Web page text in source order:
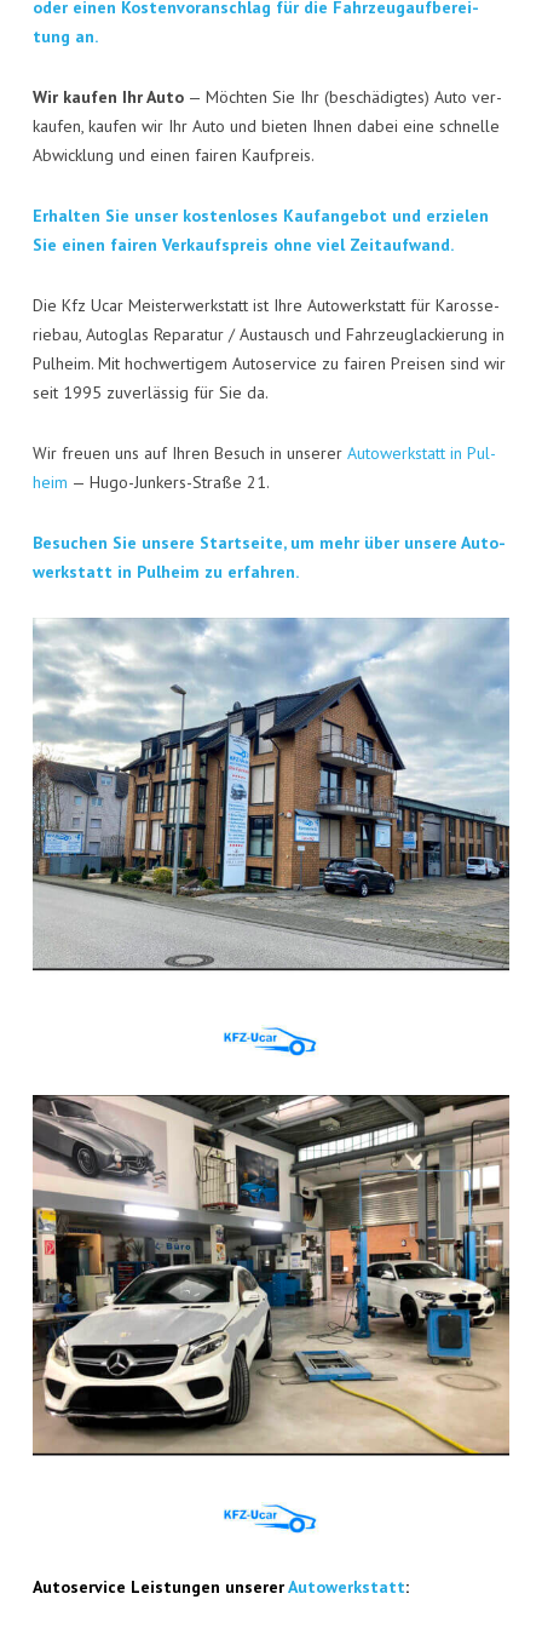
JOBS
oder einen Kos­ten­vor­anschlag für die Fahr­zeug­auf­be­rei­
tung an.
Wir kau­fen Ihr Auto— Möch­ten Sie Ihr (beschä­dig­tes) Auto ver­
kau­fen, kau­fen wir Ihr Auto und bie­ten Ihnen dabei eine schnel­le
Abwick­lung und einen fai­ren Kaufpreis.
Erhal­ten Sie unser kos­ten­lo­ses Kauf­an­ge­bot und erzie­len
Sie einen fai­ren Ver­kaufs­preis ohne viel Zeitaufwand.
Die Kfz Ucar Meis­ter­werk­statt ist Ihre Auto­werk­statt für Karos­se­
rie­bau, Auto­glas Repa­ra­tur / Aus­tausch und Fahr­zeug­la­ckie­rung in
Pul­heim. Mit hoch­wer­ti­gem Auto­ser­vice zu fai­ren Prei­sen sind wir
seit 1995 zuver­läs­sig für Sie da.
Wir freu­en uns auf Ihren Besuch in unse­rer Auto­werk­statt in Pul­
heim — Hugo-Jun­kers-Stra­ße 21.
Besu­chen Sie unse­re Start­sei­te, um mehr über unse­re Auto­
werk­statt in Pul­heim zu erfahren.
Auto­ser­vice Leis­tun­gen unse­rerAuto­werk­statt: